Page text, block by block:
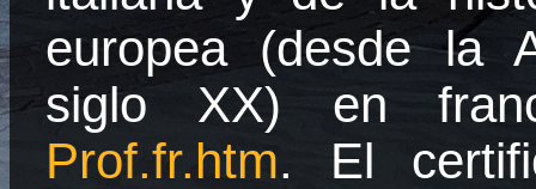
europea (desdela
siglo XX) en
Prof.fr.htm. El